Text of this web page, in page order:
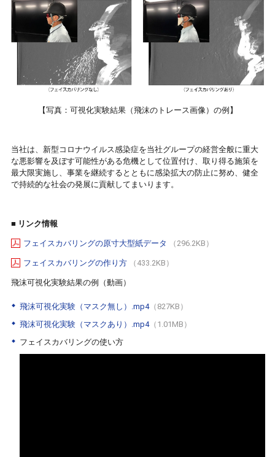
【写真：可視化実験結果（飛沫のトレース画像）の例】
当社は、新型コロナウイルス感染症を当社グループの経営全般に重大
な悪影響を及ぼす可能性がある危機として位置付け、取り得る施策を
最大限実施し、事業を継続するとともに感染拡大の防止に努め、健全
で持続的な社会の発展に貢献してまいります。
■ リンク情報
フェイスカバリングの原寸大型紙データ （296.2KB）
フェイスカバリングの作り方 （433.2KB）
飛沫可視化実験結果の例（動画）
飛沫可視化実験（マスク無し）.mp4（827KB）
飛沫可視化実験（マスクあり）.mp4（1.01MB）
フェイスカバリングの使い方